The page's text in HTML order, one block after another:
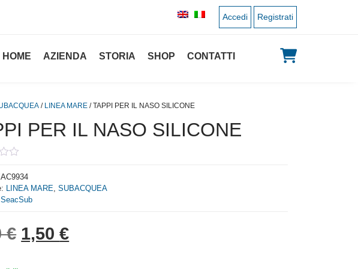
Accedi Registrati
HOME AZIENDA STORIA SHOP CONTATTI
/ LINEA MARE / TAPPI PER IL NASO SILICONE
PER IL NASO SILICONE
LINEA MARE,SUBACQUEA
SeacSub
€ Il prezzo originale era: 3,00 €.
1,50€Il prezzo attuale è: 1,50 €.